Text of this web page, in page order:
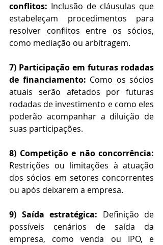
conflitos: Inclusão de cláusulas que
estabeleçam procedimentos para
resolver conflitos entre os sócios,
como mediação ou arbitragem.
7) Participação em futuras rodadas
de financiamento: Como os sócios
atuais serão afetados por futuras
rodadas de investimento e como eles
poderão acompanhar a diluição de
suas participações.
8) Competição e não concorrência:
Restrições ou limitações à atuação
dos sócios em setores concorrentes
ou após deixarem a empresa.
9) Saída estratégica: Definição de
possíveis cenários de saída da
empresa, como venda ou IPO, e